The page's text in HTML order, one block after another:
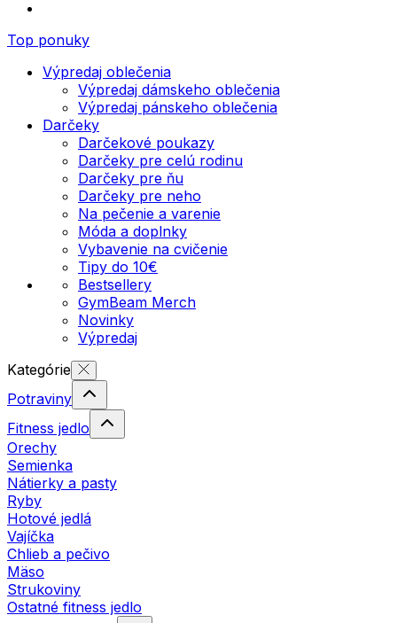
Top ponuky
Výpredaj oblečenia
Výpredaj dámskeho oblečenia
Výpredaj pánskeho oblečenia
Darčeky
Darčekové poukazy
Darčeky pre celú rodinu
Darčeky pre ňu
Darčeky pre neho
Na pečenie a varenie
Móda a doplnky
Vybavenie na cvičenie
Tipy do 10€
Bestsellery
GymBeam Merch
Novinky
Výpredaj
Kategórie
Potraviny
Fitness jedlo
Orechy
Semienka
Nátierky a pasty
Ryby
Hotové jedlá
Vajíčka
Chlieb a pečivo
Mäso
Strukoviny
Ostatné fitness jedlo